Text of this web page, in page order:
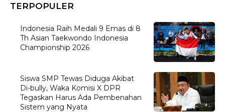
TERPOPULER
Indonesia Raih Medali 9 Emas di 8
Th Asian Taekwondo Indonesia
Championship 2026
Siswa SMP Tewas Diduga Akibat
Di-bully, Waka Komisi X DPR
Tegaskan Harus Ada Pembenahan
Sistem yang Nyata